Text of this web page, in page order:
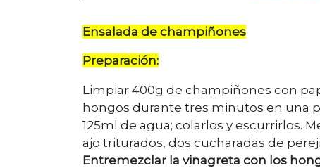
Ensalada de champiñones
Preparación:
Limpiar 400g de champiñones con
hongos durante tres minutos en una
125ml de agua; colarlos y escurrirlos.
ajo triturados, dos cucharadas de
Entremezclar la vinagreta con los